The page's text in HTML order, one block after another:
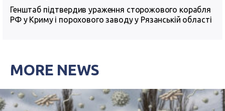
Генштаб підтвердив ураження сторожового корабля
РФ у Криму і порохового заводу у Рязанській області
MORE NEWS